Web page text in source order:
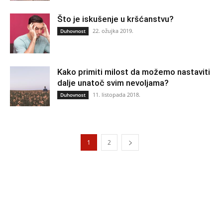
Što je iskušenje u kršćanstvu?
Duhovnost 22. ožujka 2019.
Kako primiti milost da možemo nastaviti
dalje unatoč svim nevoljama?
Duhovnost 11. listopada 2018.
1 2